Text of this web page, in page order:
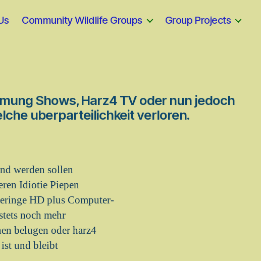
Community Wildlife Groups Group Projects
Shows, Harz4 TV oder nun jedoch
uberparteilichkeit verloren.
werden sollen
Idiotie Piepen
HD plus Computer-
noch mehr
belugen oder harz4
ist und bleibt